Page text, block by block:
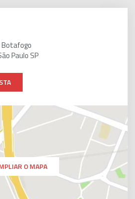
Botafogo
Paulo SP
O MAPA